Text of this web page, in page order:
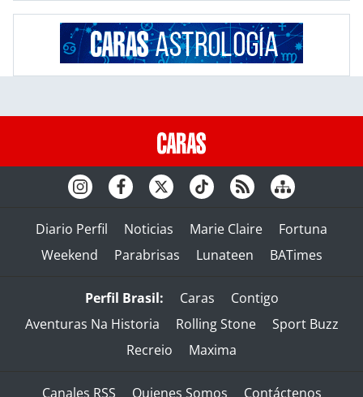
Diario Perfil Noticias Marie Claire
Fortuna
Weekend
Parabrisas Lunateen BATimes
Perfil Brasil: Caras
Contigo
Aventuras Na Historia
Rolling Stone
Sport Buzz
Recreio
Maxima
Canales RSS Quienes Somos Contáctenos